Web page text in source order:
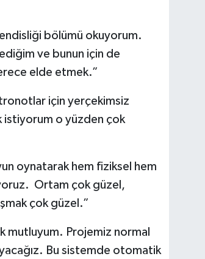
bölümü okuyorum.
ve bunun için de
elde etmek.”
için yerçekimsiz
istiyorum o yüzden çok
oynatarak hem fiziksel hem
Ortam çok güzel,
çok güzel.”
mutluyum. Projemiz normal
Bu sistemde otomatik